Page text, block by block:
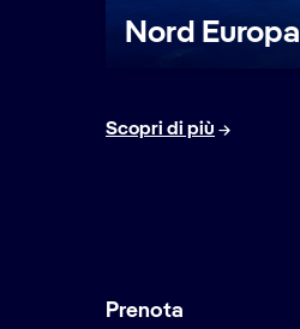
Nord Europa
Scopri di più
Prenota